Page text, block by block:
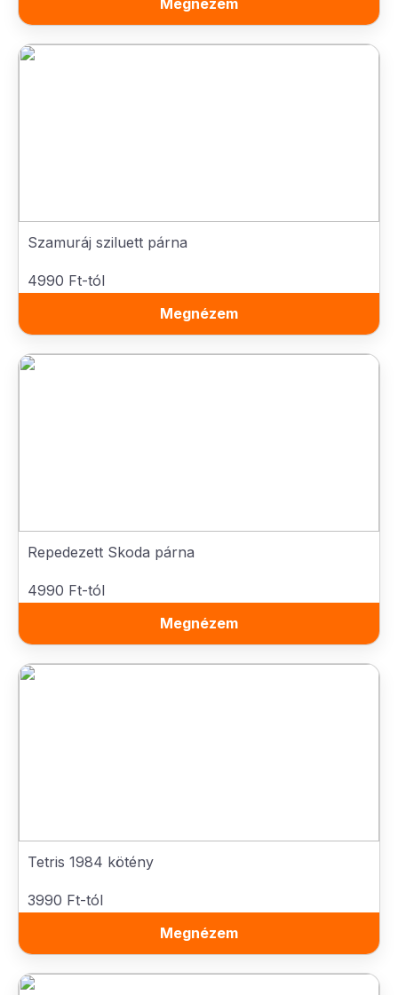
Megnézem
Szamuráj sziluett párna
4990 Ft-tól
Megnézem
Repedezett Skoda párna
4990 Ft-tól
Megnézem
Tetris 1984 kötény
3990 Ft-tól
Megnézem